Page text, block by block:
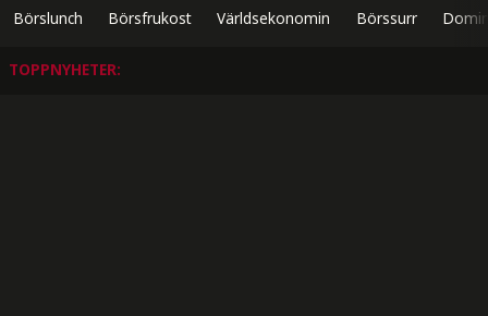
Börslunch Börsfrukost Världsekonomin Börssurr
TOPPNYHETER: